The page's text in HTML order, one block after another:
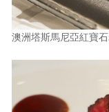
澳洲塔斯馬尼亞紅寶